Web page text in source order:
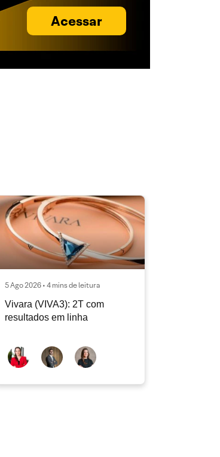
Acessar
5 Ago 2026 • 4 mins de leitura
Vivara (VIVA3): 2T com
resultados em linha